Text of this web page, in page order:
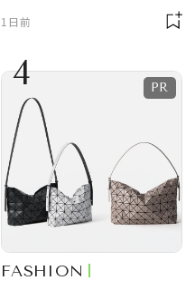
ーン型がスタイリング
1日前
4
FASHION